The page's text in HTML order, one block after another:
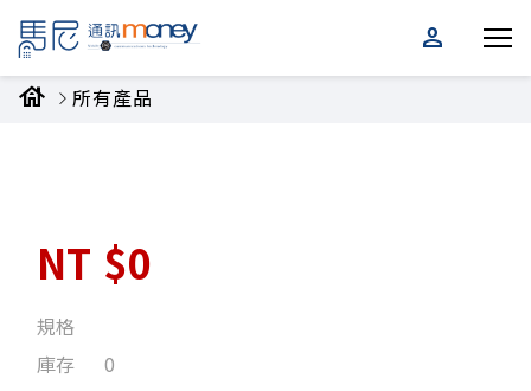
person
house
所有產品
NT $0
規格
庫存
0